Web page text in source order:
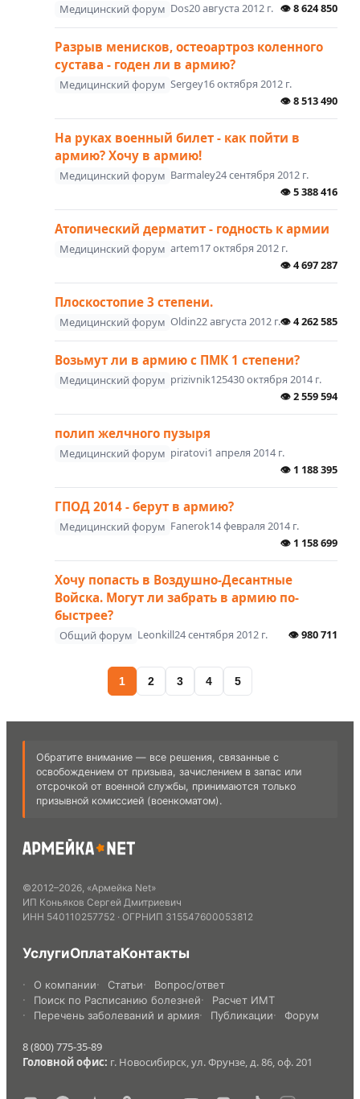
Медицинский форум Dos20 августа 2012 г. 👁8 624 850
Разрыв менисков, остеоартроз коленного
сустава - годен ли в армию?
Медицинский форум Sergey16 октября 2012 г.
👁8 513 490
На руках военный билет - как пойти в
армию? Хочу в армию!
Медицинский форум Barmaley24 сентября 2012 г.
👁5 388 416
Атопический дерматит - годность к армии
Медицинский форум artem17 октября 2012 г.
👁4 697 287
Плоскостопие 3 степени.
Медицинский форум Oldin22 августа 2012 г.👁4 262 585
Возьмут ли в армию с ПМК 1 степени?
Медицинский форум prizivnik125430 октября 2014 г.
👁2 559 594
полип желчного пузыря
Медицинский форум piratovi1 апреля 2014 г.
👁 1 188 395
ГПОД 2014 - берут в армию?
Медицинский форум Fanerok14 февраля 2014 г.
👁 1 158 699
Хочу попасть в Воздушно-Десантные
Войска. Могут ли забрать в армию по-
быстрее?
Общий форум Leonkill24 сентября 2012 г. 👁980 711
1 2 3 4 5
Обратите внимание — все решения, связанные с
освобождением от призыва, зачислением в запас или
отсрочкой от военной службы, принимаются только
призывной комиссией (военкоматом).
©2012–2026, «Армейка Net»
ИП Коньяков Сергей Дмитриевич
ИНН 540110257752 · ОГРНИП 315547600053812
УслугиОплатаКонтакты
О компании Статьи
Вопрос/ответ
Поиск по Расписанию болезней
Расчет ИМТ
Перечень заболеваний и армия
Публикации Форум
8 (800) 775-35-89
Головной офис: г. Новосибирск, ул. Фрунзе, д. 86, оф. 201